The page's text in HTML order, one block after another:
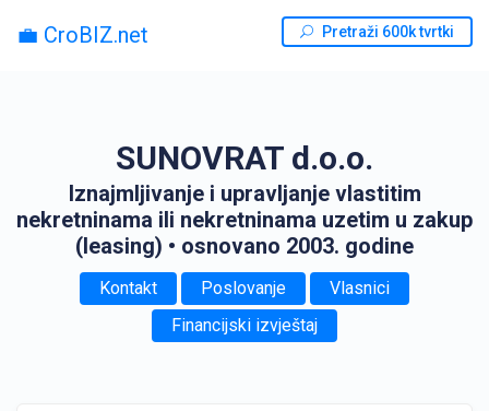
💼 CroBIZ.net Pretraži 600k tvrtki
SUNOVRAT d.o.o.
Iznajmljivanje i upravljanje vlastitim
nekretninama ili nekretninama uzetim u zakup
(leasing) • osnovano 2003. godine
Kontakt Poslovanje
Vlasnici
Financijski izvještaj